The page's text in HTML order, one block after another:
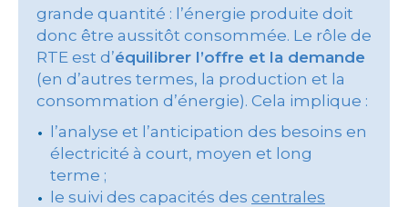
grande quantité : l’énergie produite doit
donc être aussitôt consommée. Le rôle de
RTE est d’équilibrer l’offre et la demande
(en d’autres termes, la production et la
consommation d’énergie). Cela implique :
l’analyse et l’anticipation des besoins en
électricité à court, moyen et long
terme ;
le suivi des capacités des centrales